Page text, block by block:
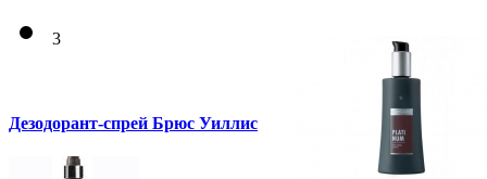
3
Дезодорант-спрей Брюс Уиллис